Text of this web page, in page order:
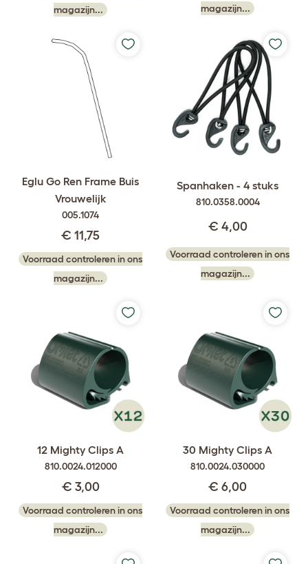
magazijn...
magazijn...
Eglu Go Ren Frame Buis
Vrouwelijk
005.1074
€ 11,75
Voorraad controleren in ons
magazijn...
Spanhaken - 4 stuks
810.0358.0004
€ 4,00
Voorraad controleren in ons
magazijn...
12 Mighty Clips A
810.0024.012000
€ 3,00
Voorraad controleren in ons
magazijn...
30 Mighty Clips A
810.0024.030000
€ 6,00
Voorraad controleren in ons
magazijn...